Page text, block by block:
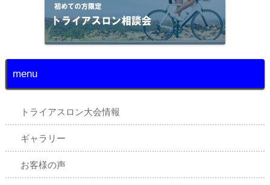
menu
トライアスロン大会情報
ギャラリー
お客様の声